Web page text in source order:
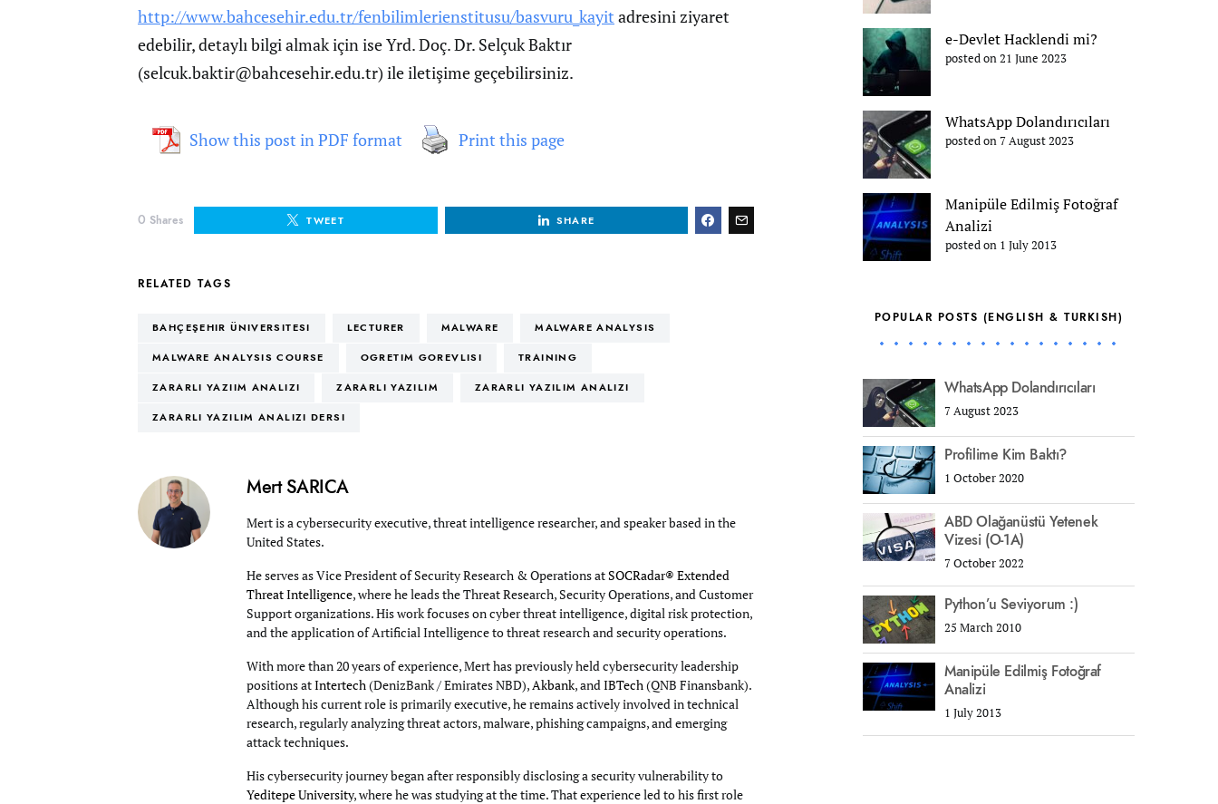
http://www.bahcesehir.edu.tr/fenbilimlerienstitusu/basvuru_kayit adresini ziyaret
edebilir, detaylı bilgi almak için ise Yrd. Doç. Dr. Selçuk Baktır
(selcuk.baktir@bahcesehir.edu.tr) ile iletişime geçebilirsiniz.
Show this post in PDF format Print this page
0 Shares TWEET SHARE
RELATED TAGS
BAHÇEŞEHIR ÜNIVERSITESI LECTURER MALWARE MALWARE ANALYSIS
MALWARE ANALYSIS COURSE OGRETIM GOREVLISI TRAINING
ZARARLI YAZIIM ANALIZI ZARARLI YAZILIM ZARARLI YAZILIM ANALIZI
ZARARLI YAZILIM ANALIZI DERSI
Mert SARICA
Mert is a cybersecurity executive, threat intelligence researcher, and speaker based in the
United States.
He serves as Vice President of Security Research & Operations atSOCRadar® Extended
Threat Intelligence, where he leads the Threat Research, Security Operations, and Customer
Support organizations. His work focuses on cyber threat intelligence, digital risk protection,
and the application of Artificial Intelligence to threat research and security operations.
With more than 20 years of experience, Mert has previously held cybersecurity leadership
positions atIntertech(DenizBank / Emirates NBD),Akbank, andIBTech(QNB Finansbank).
Although his current role is primarily executive, he remains actively involved in technical
research, regularly analyzing threat actors, malware, phishing campaigns, and emerging
attack techniques.
His cybersecurity journey began after responsibly disclosing a security vulnerability to
Yeditepe University, where he was studying at the time. That experience led to his first role
e-Devlet Hacklendi mi?
posted on 21 June 2023
WhatsApp Dolandırıcıları
posted on 7 August 2023
Manipüle Edilmiş Fotoğraf
Analizi
posted on 1 July 2013
POPULAR POSTS (ENGLISH & TURKISH)
WhatsApp Dolandırıcıları
7 August 2023
Profilime Kim Baktı?
1 October 2020
ABD Olağanüstü Yetenek
Vizesi (O-1A)
7 October 2022
Python’u Seviyorum :)
25 March 2010
Manipüle Edilmiş Fotoğraf
Analizi
1 July 2013